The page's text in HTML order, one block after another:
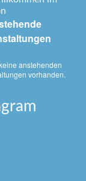
anstehenden
vorhanden.